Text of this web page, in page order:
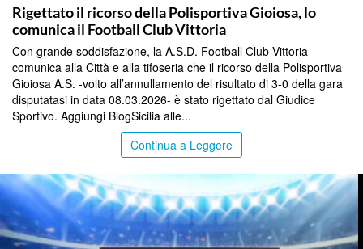
Rigettato il ricorso della Polisportiva Gioiosa, lo
comunica il Football Club Vittoria
Con grande soddisfazione, la A.S.D. Football Club Vittoria
comunica alla Città e alla tifoseria che il ricorso della Polisportiva
Gioiosa A.S. -volto all’annullamento del risultato di 3-0 della gara
disputatasi in data 08.03.2026- è stato rigettato dal Giudice
Sportivo. Aggiungi BlogSicilia alle...
Continua a Leggere